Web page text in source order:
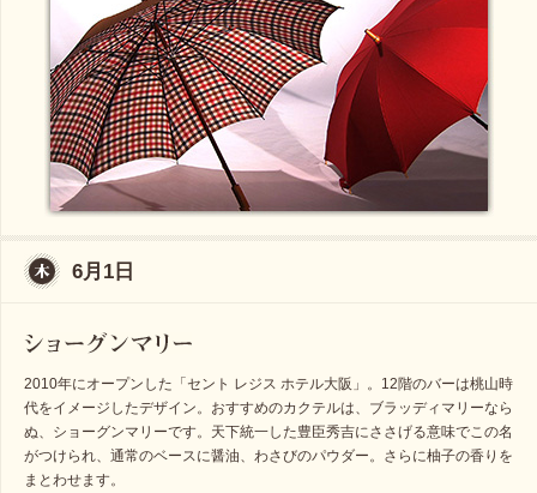
6月1日
2010年にオープンした「セント レジス ホテル大阪」。12階のバーは桃山時
代をイメージしたデザイン。おすすめのカクテルは、ブラッディマリーなら
ぬ、ショーグンマリーです。天下統一した豊臣秀吉にささげる意味でこの名
がつけられ、通常のベースに醤油、わさびのパウダー。さらに柚子の香りを
まとわせます。